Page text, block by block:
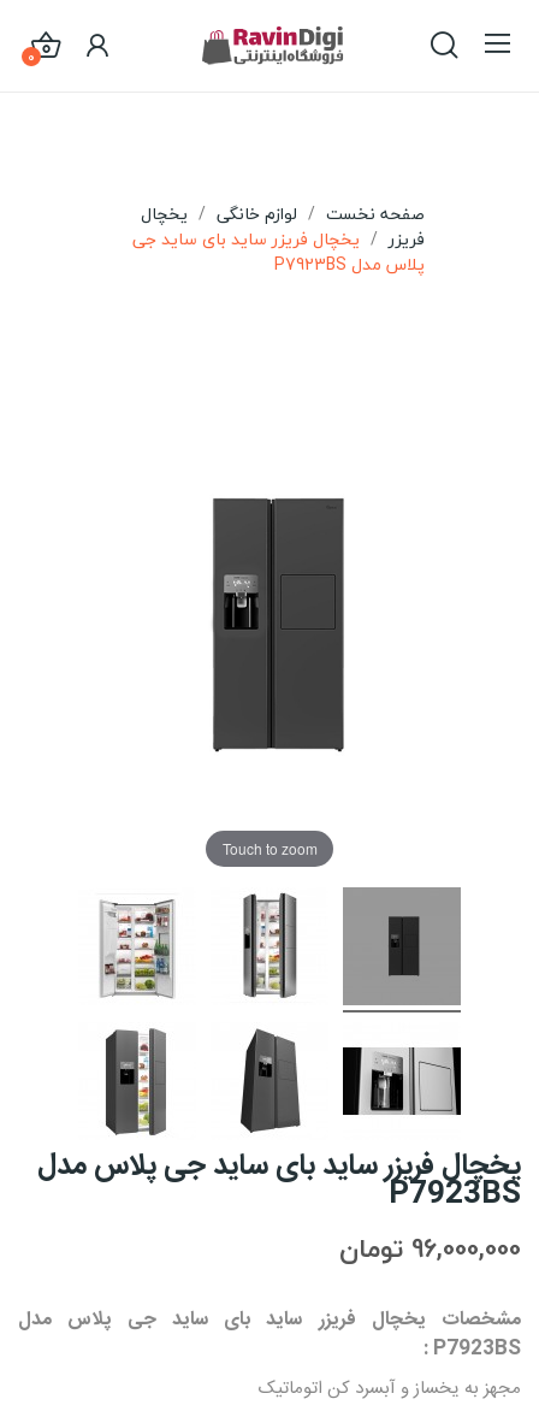
0
صفحه نخست لوازم خانگی
یخچال
فریزر
یخچال فریزر ساید بای ساید جی
پلاس مدل P7923BS
Touch to zoom
یخچال فریزر ساید بای ساید جی پلاس مدل
P7923BS
96,000,000 تومان
مشخصات یخچال فریزر ساید بای ساید جی پلاس مدل
P7923BS
:
مجهز به یخساز و آبسرد کن اتوماتیک